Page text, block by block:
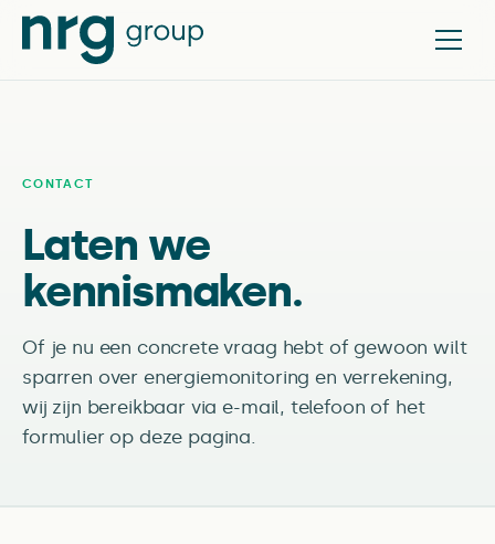
CONTACT
Laten we
kennismaken.
Of je nu een concrete vraag hebt of gewoon wilt
sparren over energiemonitoring en verrekening,
wij zijn bereikbaar via e-mail, telefoon of het
formulier op deze pagina.